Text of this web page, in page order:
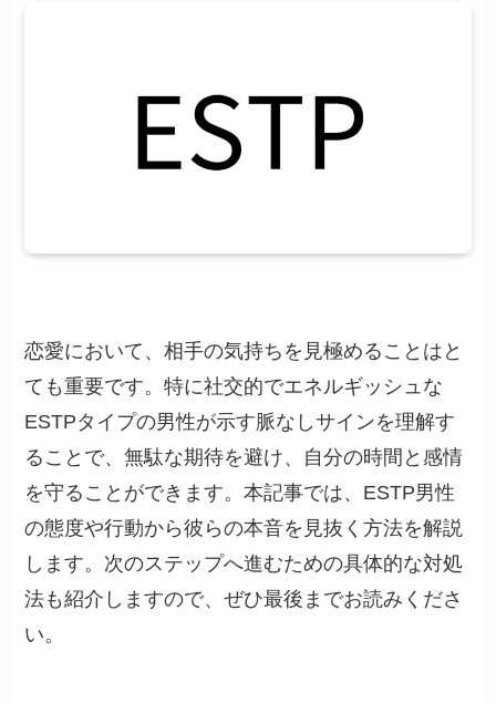
恋愛において、相手の気持ちを見極めることはと
ても重要です。特に社交的でエネルギッシュな
ESTPタイプの男性が示す脈なしサインを理解す
ることで、無駄な期待を避け、自分の時間と感情
を守ることができます。本記事では、ESTP男性
の態度や行動から彼らの本音を見抜く方法を解説
します。次のステップへ進むための具体的な対処
法も紹介しますので、ぜひ最後までお読みくださ
い。